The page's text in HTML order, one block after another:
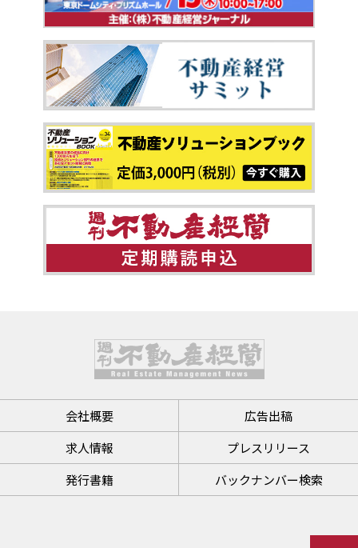
会社概要
広告出稿
求人情報
プレスリリース
発行書籍
バックナンバー検索